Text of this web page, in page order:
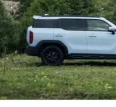
H7
от 3 799 000 ₽
Тест-драйв
Трейд-ин
КРЕДИТ И
Кредитный калькулятор
Страхование
СЕРВИСНОЕ
Нулевое ТО
Программа «Помощь на
Регламенты
Электронный ПТС
О дилере
Наша команда
Контакты